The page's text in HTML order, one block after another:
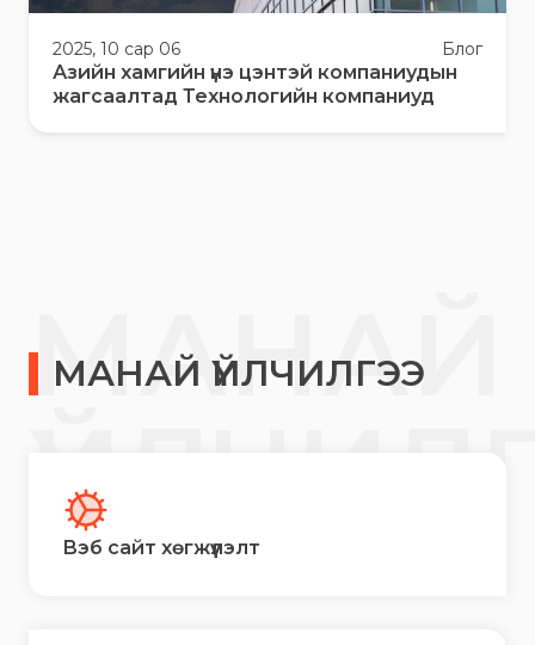
2025, 10 сар 06 Блог
Азийн хамгийн үнэ цэнтэй компаниудын
жагсаалтад Технологийн компаниуд
МАНАЙ ҮЙЛЧИЛГЭЭ
МАНАЙ
Вэб сайт хөгжүүлэлт